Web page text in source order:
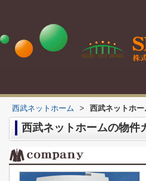
西武ネットホーム > 西武ネットホ
西武ネットホームの物件